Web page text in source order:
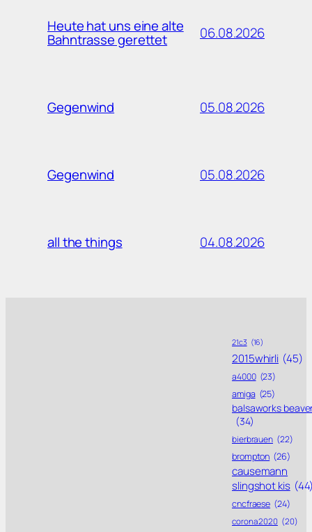
Heute hat uns eine alte
Bahntrasse gerettet 06.08.2026
Gegenwind 05.08.2026
Gegenwind 05.08.2026
all the things 04.08.2026
21c3 (16)
2015whirli (45)
a4000 (23)
amiga (25)
balsaworks
(34)
bierbrauen (22)
brompton (26)
causemann
slingshot kis
cncfraese (24)
corona 2020 (20)